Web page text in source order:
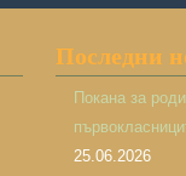
Последни
Покана за
25.06.2026